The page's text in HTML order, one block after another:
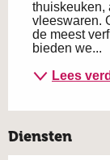
thuiskeuken,
vleeswaren.
de meest
bieden we...
Lees
Diensten